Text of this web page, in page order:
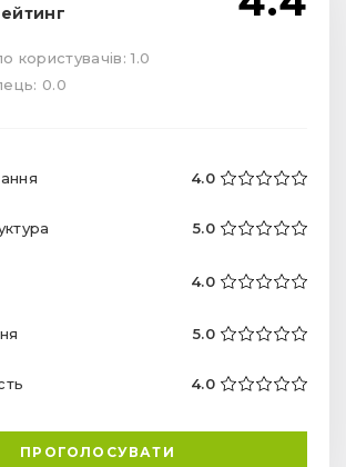
користувачів: 1.0
0.0
4.0
5.0
4.0
5.0
4.0
ПРОГОЛОСУВАТИ